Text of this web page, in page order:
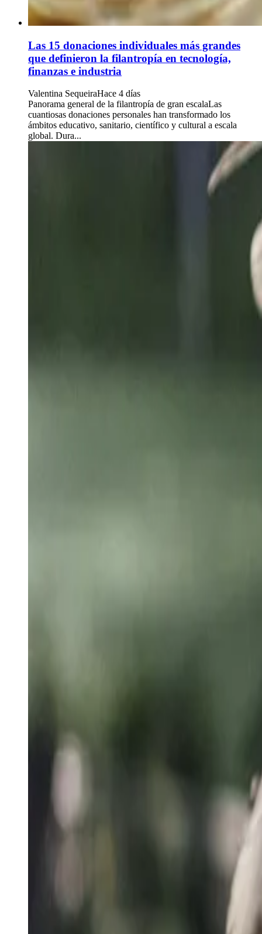
Las 15 donaciones individuales más grandes
que definieron la filantropía en tecnología,
finanzas e industria
Valentina SequeiraHace 4 días
Panorama general de la filantropía de gran escalaLas
cuantiosas donaciones personales han transformado los
ámbitos educativo, sanitario, científico y cultural a escala
global. Dura...